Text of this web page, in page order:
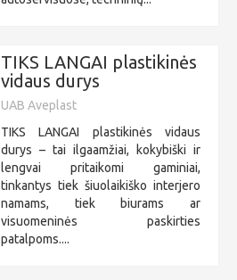
TIKS LANGAI plastikinės
vidaus durys
UAB Aveplast
TIKS LANGAI plastikinės vidaus
durys – tai ilgaamžiai, kokybiški ir
lengvai pritaikomi gaminiai,
tinkantys tiek šiuolaikiško interjero
namams, tiek biurams ar
visuomeninės paskirties
patalpoms....